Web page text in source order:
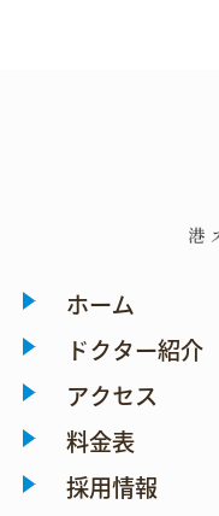
ホーム
ドクター紹介
アクセス
料金表
採用情報